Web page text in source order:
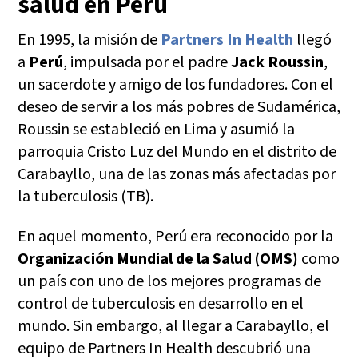
En 1995, la misión de Partners In Health llegó
a Perú, impulsada por el padreJack Roussin,
un sacerdote y amigo de los fundadores. Con el
deseo de servir a los más pobres de Sudamérica,
Roussin se estableció en Lima y asumió la
parroquia Cristo Luz del Mundo en el distrito de
Carabayllo, una de las zonas más afectadas por
la tuberculosis (TB).
En aquel momento, Perú era reconocido por la
Organización Mundial de la Salud (OMS) como
un país con uno de los mejores programas de
control de tuberculosis en desarrollo en el
mundo. Sin embargo, al llegar a Carabayllo, el
equipo de Partners In Health descubrió una